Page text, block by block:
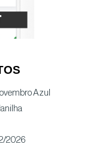
Azul
2026